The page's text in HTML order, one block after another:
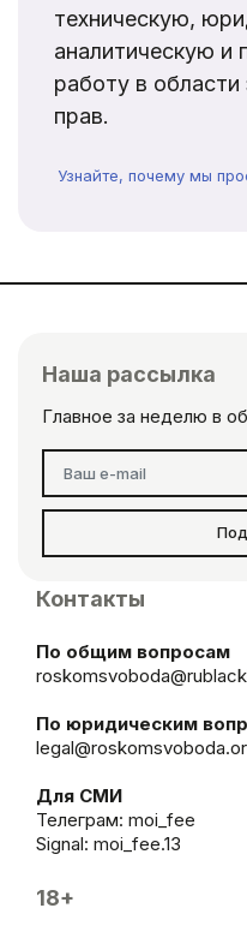
техническую,
аналитическую и
работу в
прав.
Узнайте, почему мы
Наша рассылка
Главное за неделю в
Контакты
По общим вопросам
По юридическим
Для СМИ
Телеграм: moi_fee
Signal: moi_fee.13
18+